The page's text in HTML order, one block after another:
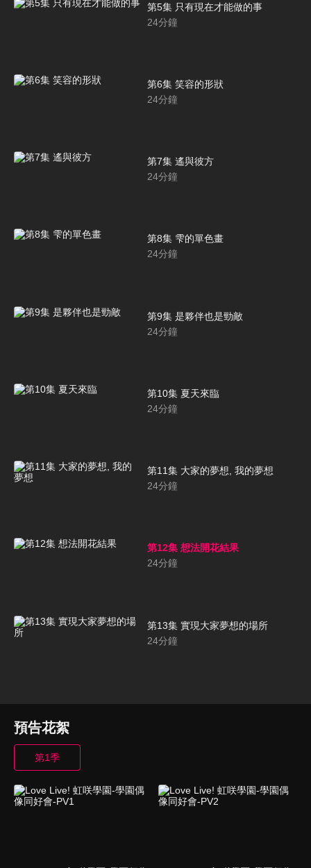
第5集 只有現在才能做的事
24分鐘
第6集 笑容的形狀
24分鐘
第7集 遙與彼方
24分鐘
第8集 雫的單色畫
24分鐘
第9集 是夥伴也是勁敵
24分鐘
第10集 夏天來臨
24分鐘
第11集 大家的夢想, 我的夢想
24分鐘
第12集 想法開花結果
24分鐘
第13集 實現大家夢想的場所
24分鐘
預告花絮
第1季